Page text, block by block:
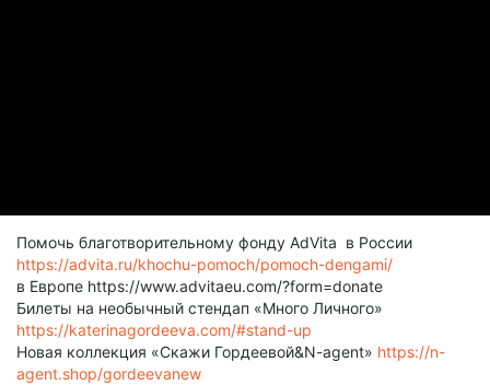
Помочь благотворительному фонду AdVita в России
https://advita.ru/khochu-pomoch/pomoch-dengami/
в Европе https://www.advitaeu.com/?form=donate
Билеты на необычный стендап «Много Личного»
https://katerinagordeeva.com/#stand-up
Новая коллекция «Скажи Гордеевой&N-agent» https://n-
agent.shop/gordeevanew